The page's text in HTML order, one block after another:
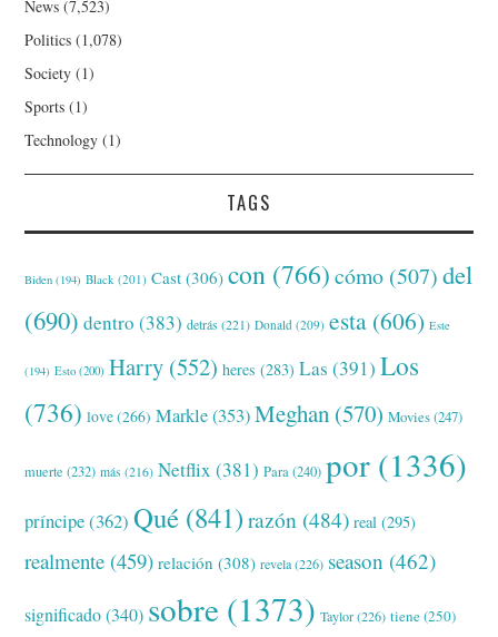
News (7,523)
Politics (1,078)
Society (1)
Sports (1)
Technology (1)
TAGS
Biden (194) Black (201) Cast (306) con (766) cómo (507) del
(690) dentro (383) detrás (221) Donald (209) esta (606) Este
(194) Esto (200) Harry (552) heres (283) Las (391) Los
(736) love(266) Markle(353) Meghan (570) Movies(247)
muerte (232) más (216) Netflix (381) Para(240) por (1336)
príncipe(362) Qué (841) razón (484) real (295)
realmente (459) relación (308) revela(226) season (462)
significado(340) sobre (1373) Taylor(226) tiene(250)